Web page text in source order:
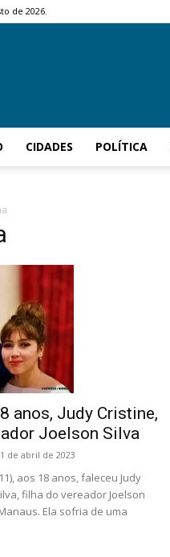
de 2026.
CIDADES POLÍTICA
anos, Judy Cristine,
Joelson Silva
de abril de 2023
aos 18 anos, faleceu Judy
filha do vereador Joelson
Ela sofria de uma